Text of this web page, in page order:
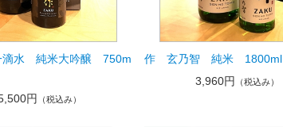
水 純米大吟醸 750m
円
（税込み）
作 玄乃智 純米 1800ml
3,960円
（税込み）